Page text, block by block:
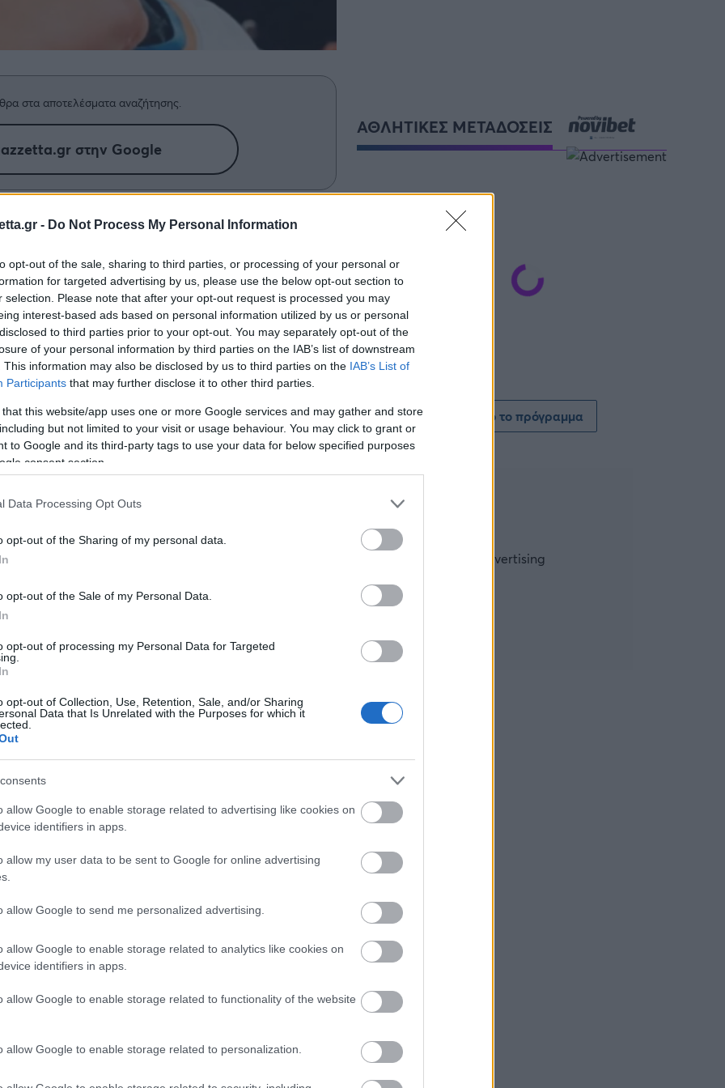
- Do Not Process My Personal Information
opt-out of the sale, sharing to third parties, or processing of your personal or
for targeted advertising by us, please use the below opt-out section to
selection. Please note that after your opt-out request is processed you may
interest-based ads based on personal information utilized by us or personal
to third parties prior to your opt-out. You may separately opt-out of the
of your personal information by third parties on the IAB’s list of downstream
This information may also be disclosed by us to third parties on the IAB’s List of
Participants that may further disclose it to other third parties.
that this website/app uses one or more Google services and may gather and store
but not limited to your visit or usage behaviour. You may click to grant or
to Google and its third-party tags to use your data for below specified purposes
consent section.
Data Processing Opt Outs
opt-out of the Sharing of my personal data.
opt-out of the Sale of my Personal Data.
opt-out of processing my Personal Data for Targeted
opt-out of Collection, Use, Retention, Sale, and/or Sharing
Data that Is Unrelated with the Purposes for which it
allow Google to enable storage related to advertising like cookies on
identifiers in apps.
allow my user data to be sent to Google for online advertising
allow Google to send me personalized advertising.
allow Google to enable storage related to analytics like cookies on
identifiers in apps.
allow Google to enable storage related to functionality of the website
allow Google to enable storage related to personalization.
στα αποτελέσματα αναζήτησης.
στην Google
είναι το πιο απρόβλεπτο
και ίσως το πιο
μας.
αυθορμητισμού και «μαφιόζικης»
από το Νιου Τζέρσεϊ viral από τη μια μέρα
ήταν αρκετά για να τραβήξει την προσοχή
you
#work
sound -
έρχεται
trends, ο
πως δεν είναι απλώς ένα στιγμιαίο
Με πάνω από
έχει χτίσει την αυτοκρατορία του.
ΑΘΛΗΤΙΚΕΣ ΜΕΤΑΔΟΣΕΙΣ
Δείτε όλο το πρόγραμμα